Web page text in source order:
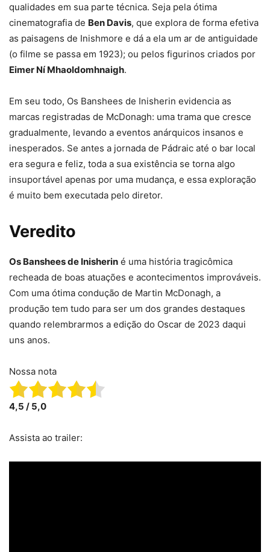
qualidades em sua parte técnica. Seja pela ótima
cinematografia de Ben Davis, que explora de forma efetiva
as paisagens de Inishmore e dá a ela um ar de antiguidade
(o filme se passa em 1923); ou pelos figurinos criados por
Eimer Ní Mhaoldomhnaigh.
Em seu todo, Os Banshees de Inisherin evidencia as
marcas registradas de McDonagh: uma trama que cresce
gradualmente, levando a eventos anárquicos insanos e
inesperados. Se antes a jornada de Pádraic até o bar local
era segura e feliz, toda a sua existência se torna algo
insuportável apenas por uma mudança, e essa exploração
é muito bem executada pelo diretor.
Veredito
Os Banshees de Inisherin é uma história tragicômica
recheada de boas atuações e acontecimentos improváveis.
Com uma ótima condução de Martin McDonagh, a
produção tem tudo para ser um dos grandes destaques
quando relembrarmos a edição do Oscar de 2023 daqui
uns anos.
Nossa nota
4,5 / 5,0
Assista ao trailer: